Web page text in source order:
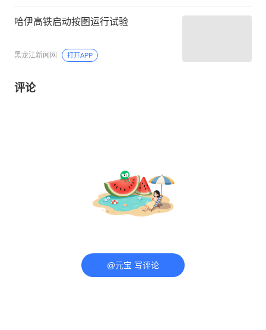
哈伊高铁启动按图运行试验
黑龙江新闻网 打开APP
评论
@元宝 写评论